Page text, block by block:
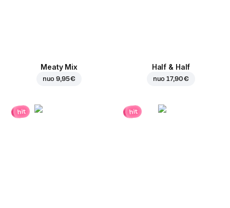
Meaty Mix
nuo9,95 €
Half & Half
nuo17,90 €
hit hit